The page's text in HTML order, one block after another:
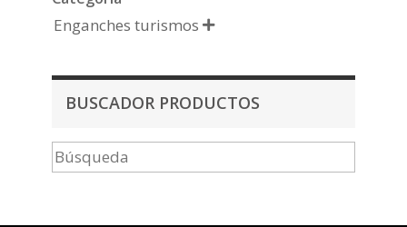
Enganches turismos 
BUSCADOR PRODUCTOS